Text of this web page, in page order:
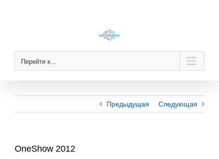
Перейти к...
Предыдущая Следующая
OneShow 2012